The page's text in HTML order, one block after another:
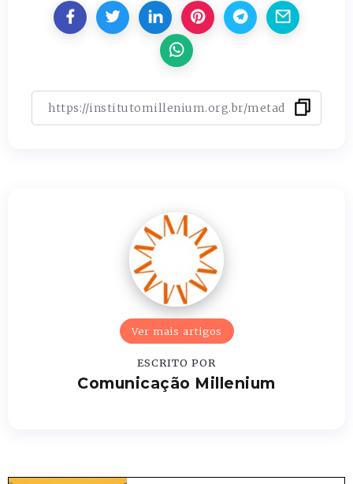
Ver mais artigos
ESCRITO POR
Comunicação Millenium